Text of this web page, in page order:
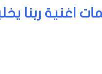
اغنية ربنا